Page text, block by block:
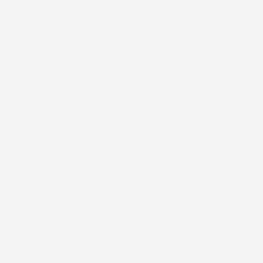
, seleccionado en la convocatoria de la Sala d’Art jove
Cervera Krupova dentro de un contexto muy
cualquiera, sino mediante la imitación de
de hacer que predominan y a menudo son vistos
del afán provocador que se podría encontrar en
no es otra que la de elaborar un
en cuestión. ¿Por qué hay características, maneras
el contexto el desarrollo de un cierto tipo
¿O son los artistas los que están condicionados por
muestra entrevistas a personas relacionadas
Artistas participantes en la convocatoria, tutores
a formar parte mediante dichas entrevistas de
por el equipo de blogs&docs a la documentalista
se ha dado en llamar “efecto Rashomon”: término